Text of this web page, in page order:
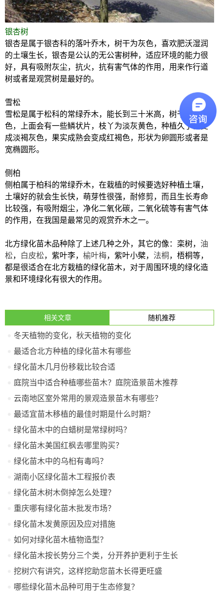
银杏树
银杏是属于银杏科的落叶乔木，树干为灰色，喜欢肥沃湿润
的土壤生长，银杏是公认的无公害树种，适应环境的能力很
好，具有吸附灰尘，抗火，抗有害气体的作用，用来作行道
树或者是观赏树是最好的。
雪松
雪松是属于松科的常绿乔木，能长到三十米高，树干为深灰
色，上面会有一些鳞状片，枝丫为淡灰黄色，种植久了会变
成淡褐灰色，果实成熟会变成红褐色，形状为卵圆形或者是
宽椭圆形。
侧柏
侧柏属于柏科的常绿乔木，在栽植的时候要选好种植土壤，
土壤好的就会生长快，萌芽性很强，耐修剪，而且生长寿命
比较强，有吸附烟尘，净化二氧化碳，二氧化硫等有害气体
的作用，在我国是最常见的观赏乔木之一。
北方绿化苗木品种除了上述几种之外，其它的像：栾树， 油
松， 白皮松，紫叶李， 榆叶梅，紫叶小檗， 法桐 ，梧桐等，
都是很适合在北方栽植的绿化苗木，对于周围环境的绿化造
景和环境绿化有很大的作用。
相关文章 随机推荐
冬天植物的变化，秋天植物的变化
最适合北方种植的绿化苗木有哪些
绿化苗木几月份移栽比较合适
庭院当中适合种植哪些苗木？庭院造景苗木推荐
云南地区室外常用的景观造景苗木有哪些？
最适宜苗木移植的最佳时期是什么时期？
绿化苗木中的白蜡树是常绿树吗？
绿化苗木美国红枫去哪里购买？
绿化苗木中的乌桕有毒吗？
湖南小区绿化苗木工程报价表
绿化苗木树木倒掉怎么处理？
重庆哪有绿化苗木批发市场？
绿化苗木发黄原因及应对措施
如何对绿化苗木植物造型？
绿化苗木按长势分三个类，分开养护更利于生长
挖树穴有讲究，这样挖助您苗木长得更旺盛
哪些绿化苗木品种可用于生态修复？